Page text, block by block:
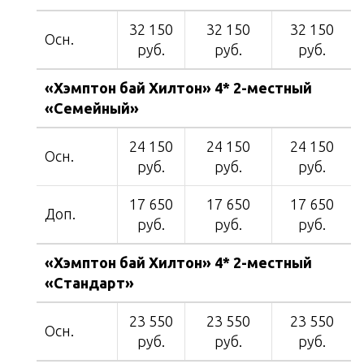
Осн.
32 150
руб.
32 150
руб.
32 150
руб.
«Хэмптон бай Хилтон» 4* 2-местный
«Семейный»
Осн.
24 150
руб.
24 150
руб.
24 150
руб.
Доп.
17 650
руб.
17 650
руб.
17 650
руб.
«Хэмптон бай Хилтон» 4* 2-местный
«Стандарт»
Осн.
23 550
руб.
23 550
руб.
23 550
руб.